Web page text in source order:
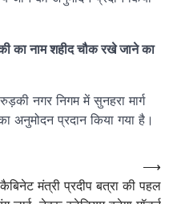
का नाम शहीद चौक रखे जाने का
नगर निगम में सुनहरा मार्ग
अनुमोदन प्रदान किया गया है।
कैबिनेट मंत्री प्रदीप बत्रा की पहल
⟶